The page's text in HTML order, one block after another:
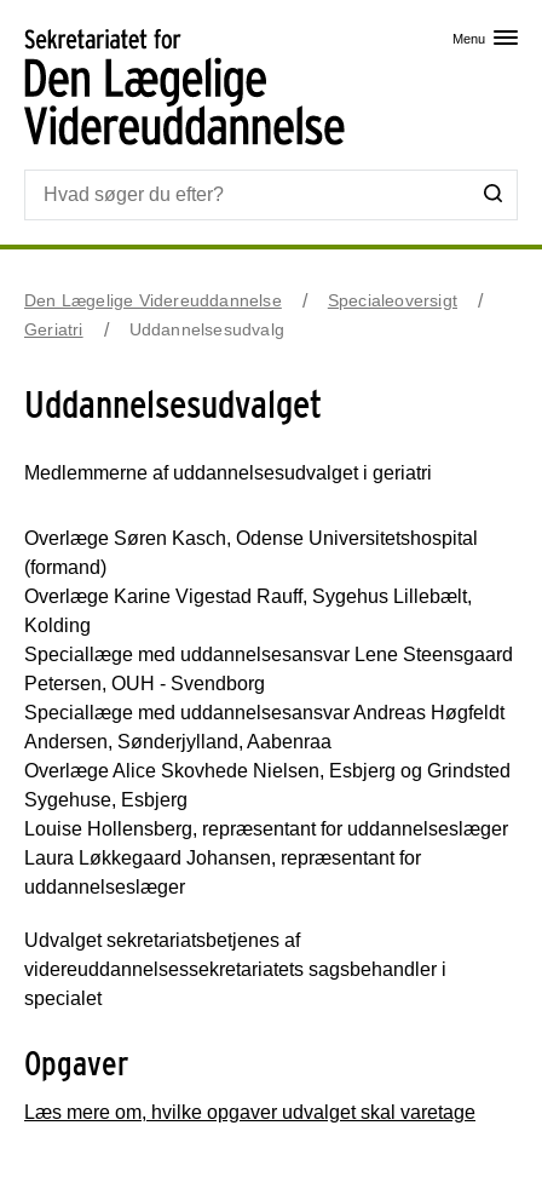
Menu
Den Lægelige Videreuddannelse
Specialeoversigt
Geriatri
Uddannelsesudvalg
Uddannelsesudvalget
Medlemmerne af uddannelsesudvalget i geriatri
Overlæge Søren Kasch, Odense Universitetshospital
(formand)
Overlæge Karine Vigestad Rauff, Sygehus Lillebælt,
Kolding
Speciallæge med uddannelsesansvar Lene Steensgaard
Petersen, OUH - Svendborg
Speciallæge med uddannelsesansvar Andreas Høgfeldt
Andersen, Sønderjylland, Aabenraa
Overlæge Alice Skovhede Nielsen, Esbjerg og Grindsted
Sygehuse, Esbjerg
Louise Hollensberg, repræsentant for uddannelseslæger
Laura Løkkegaard Johansen, repræsentant for
uddannelseslæger
Udvalget sekretariatsbetjenes af
videreuddannelsessekretariatets sagsbehandler i
specialet
Opgaver
Læs mere om, hvilke opgaver udvalget skal varetage